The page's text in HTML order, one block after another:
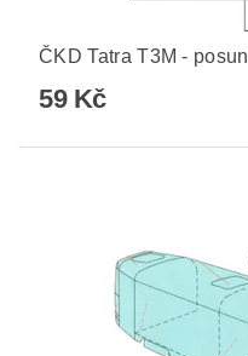
ČKD Tatra T3M -
59 Kč